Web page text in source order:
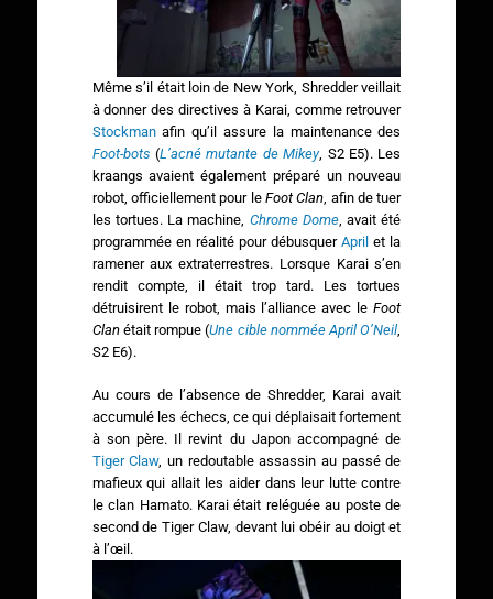
Même s’il était loin de New York, Shredder veillait
à donner des directives à Karai, comme retrouver
Stockmanafin qu’il assure la maintenance des
Foot-bots (L’acné mutante de Mikey, S2 E5). Les
kraangs avaient également préparé un nouveau
robot, officiellement pour le Foot Clan , afin de tuer
les tortues. La machine, Chrome Dome, avait été
programmée en réalité pour débusquerApril et la
ramener aux extraterrestres. Lorsque Karai s’en
rendit compte, il était trop tard. Les tortues
détruisirent le robot, mais l’alliance avec leFoot
Clan était rompue (Une cible nommée April O’Neil
S2 E6).
Au cours de l’absence de Shredder, Karai avait
accumulé les échecs, ce qui déplaisait fortement
à son père. Il revint du Japon accompagné de
Tiger Claw, un redoutable assassin au passé de
mafieux qui allait les aider dans leur lutte contre
le clan Hamato. Karai était reléguée au poste de
second de Tiger Claw, devant lui obéir au doigt et
à l’œil.